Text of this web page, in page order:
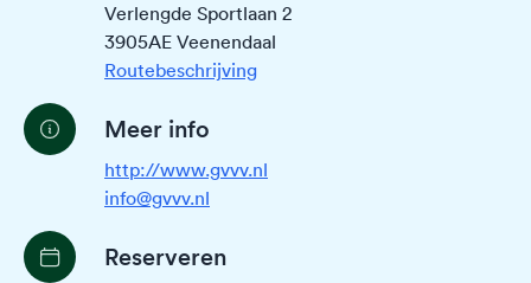
Verlengde Sportlaan 2
3905AE Veenendaal
Routebeschrijving
Meer info
http://www.gvvv.nl
info@gvvv.nl
Reserveren